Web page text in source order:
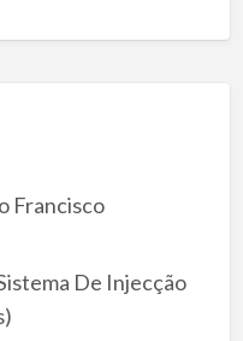
Francisco
De Injecção